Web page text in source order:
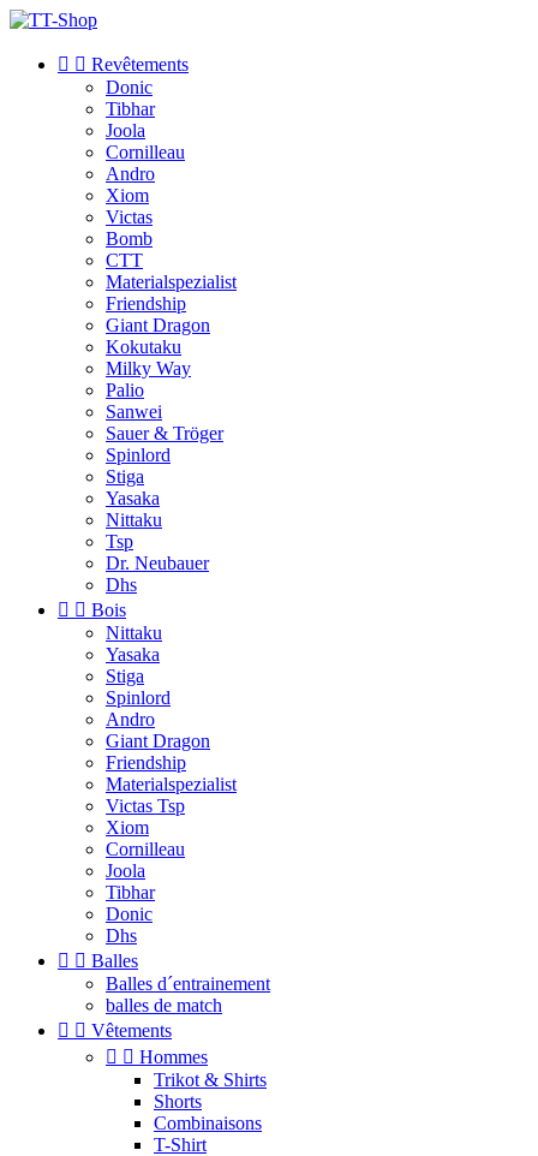
  Revêtements
Donic
Tibhar
Joola
Cornilleau
Andro
Xiom
Victas
Bomb
CTT
Materialspezialist
Friendship
Giant Dragon
Kokutaku
Milky Way
Palio
Sanwei
Sauer & Tröger
Spinlord
Stiga
Yasaka
Nittaku
Tsp
Dr. Neubauer
Dhs
  Bois
Nittaku
Yasaka
Stiga
Spinlord
Andro
Giant Dragon
Friendship
Materialspezialist
Victas Tsp
Xiom
Cornilleau
Joola
Tibhar
Donic
Dhs
  Balles
Balles d´entrainement
balles de match
  Vêtements
  Hommes
Trikot & Shirts
Shorts
Combinaisons
T-Shirt